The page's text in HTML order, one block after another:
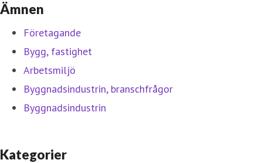
Ämnen
Företagande
Bygg, fastighet
Arbetsmiljö
Byggnadsindustrin, branschfrågor
Byggnadsindustrin
Kategorier